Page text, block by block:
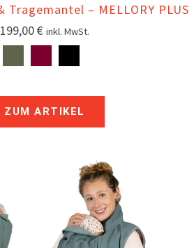
Tragemantel – MELLORY PLUS
199,00€ inkl. MwSt.
ZUM ARTIKEL